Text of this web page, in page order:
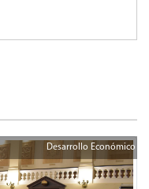
Desarrollo Económico